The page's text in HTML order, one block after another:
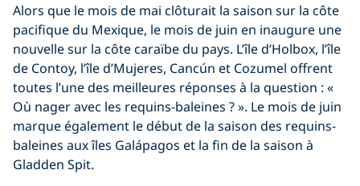
Alors que le mois de mai clôturait la saison sur la côte
pacifique du Mexique, le mois de juin en inaugure une
nouvelle sur la côte caraïbe du pays. L’île d’Holbox, l’île
de Contoy, l’île d’Mujeres, Cancún et Cozumel offrent
toutes l’une des meilleures réponses à la question : «
Où nager avec les requins-baleines ? ». Le mois de juin
marque également le début de la saison des requins-
baleines aux îles Galápagos et la fin de la saison à
Gladden Spit.